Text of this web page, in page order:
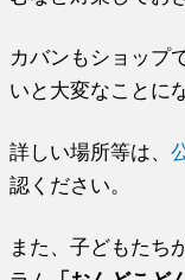
カバンもショップ
いと大変なことに
詳しい場所等は、
認ください。
また、子どもたち